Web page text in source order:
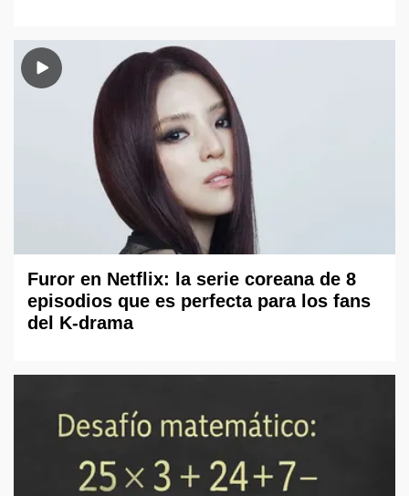
Furor en Netflix: la serie coreana de 8
episodios que es perfecta para los fans
del K-drama